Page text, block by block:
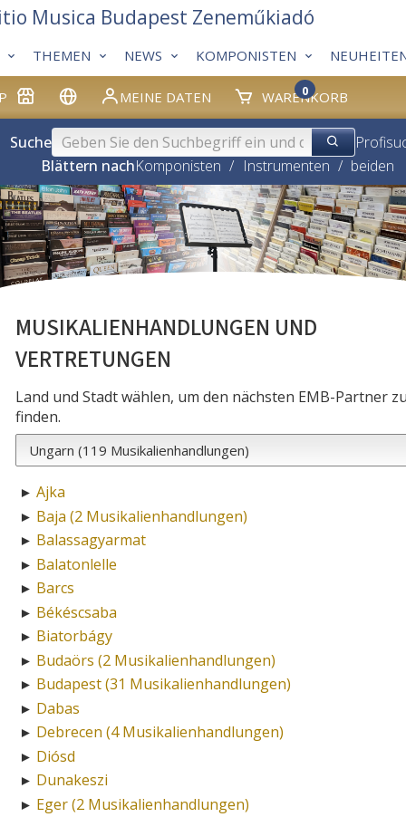
MEINE DATEN WARENKORB
0
THEMEN NEWS KOMPONISTEN
Musica Budapest Zeneműkiadó
Suche
Blättern nachKomponisten / Instrumenten / beiden
MUSIKALIENHANDLUNGEN UND
VERTRETUNGEN
Land und Stadt wählen, um den nächsten EMB-Partner
finden.
► Ajka
► Baja (2 Musikalienhandlungen)
► Balassagyarmat
► Balatonlelle
► Barcs
► Békéscsaba
► Biatorbágy
► Budaörs (2 Musikalienhandlungen)
► Budapest (31 Musikalienhandlungen)
► Dabas
► Debrecen (4 Musikalienhandlungen)
► Diósd
► Dunakeszi
► Eger (2 Musikalienhandlungen)